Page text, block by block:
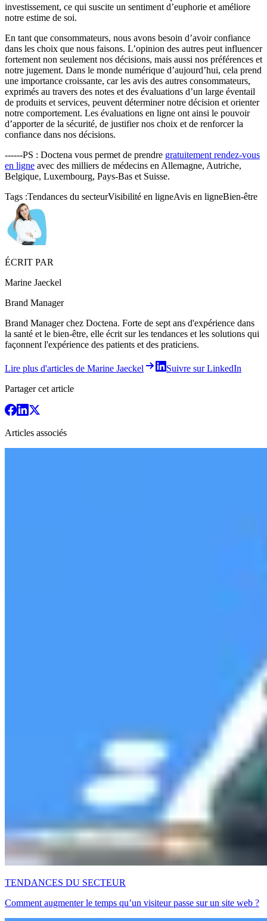
investissement, ce qui suscite un sentiment d’euphorie et améliore
notre estime de soi.
En tant que consommateurs, nous avons besoin d’avoir confiance
dans les choix que nous faisons. L’opinion des autres peut influencer
fortement non seulement nos décisions, mais aussi nos préférences et
notre jugement. Dans le monde numérique d’aujourd’hui, cela prend
une importance croissante, car les avis des autres consommateurs,
exprimés au travers des notes et des évaluations d’un large éventail
de produits et services, peuvent déterminer notre décision et orienter
notre comportement. Les évaluations en ligne ont ainsi le pouvoir
d’apporter de la sécurité, de justifier nos choix et de renforcer la
confiance dans nos décisions.
------PS : Doctena vous permet de prendre gratuitement rendez-vous
en ligne avec des milliers de médecins en Allemagne, Autriche,
Belgique, Luxembourg, Pays-Bas et Suisse.
Tags :Tendances du secteurVisibilité en ligneAvis en ligneBien-être
ÉCRIT PAR
Marine Jaeckel
Brand Manager
Brand Manager chez Doctena. Forte de sept ans d'expérience dans
la santé et le bien-être, elle écrit sur les tendances et les solutions qui
façonnent l'expérience des patients et des praticiens.
Lire plus d'articles de Marine Jaeckel
Suivre sur LinkedIn
Partager cet article
Articles associés
TENDANCES DU SECTEUR
Comment augmenter le temps qu’un visiteur passe sur un site web ?